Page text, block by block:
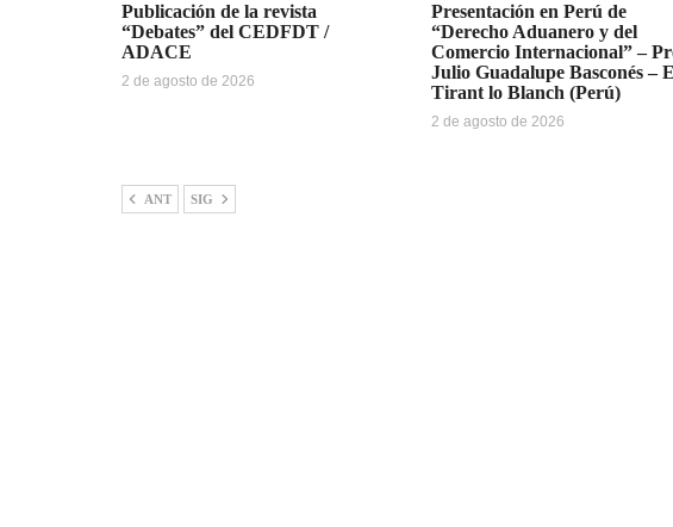
Publicación de la revista
“Debates” del CEDFDT /
ADACE
2 de agosto de 2026
Presentación en Perú de
“Derecho Aduanero y del
Comercio Internacional” –
Julio Guadalupe Basconés –
Tirant lo Blanch (Perú)
2 de agosto de 2026
ANT SIG